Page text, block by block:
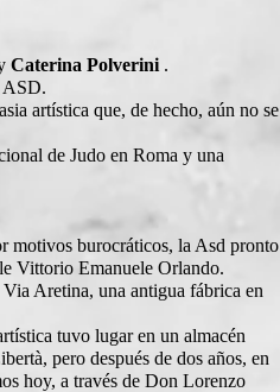
Caterina Polverini .
ASD.
artística que, de hecho, aún no se
de Judo en Roma y una
motivos burocráticos, la Asd pronto
Vittorio Emanuele Orlando.
Aretina, una antigua fábrica en
tuvo lugar en un almacén
pero después de dos años, en
hoy, a través de Don Lorenzo